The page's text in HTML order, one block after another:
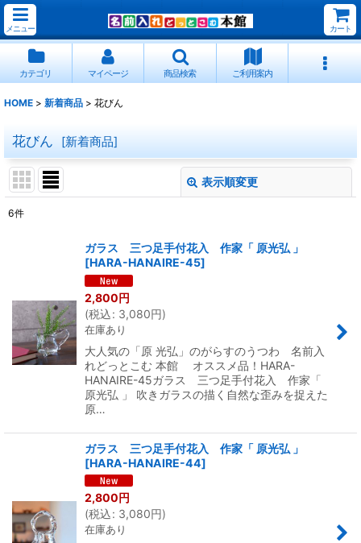
メニュー カート
カテゴリ マイページ 商品検索 ご利用案内
HOME > 新着商品 > 花びん
花びん [新着商品]
表示順変更
絞り込む
6件
ガラス 三つ足手付花入 作家「 原光弘 」
[HARA-HANAIRE-45]
2,800円
(税込: 3,080円)
在庫あり
大人気の「原 光弘」のがらすのうつわ 名前入
れどっとこむ 本館 オススメ品！HARA-
HANAIRE-45ガラス 三つ足手付花入 作家「
原光弘 」 吹きガラスの描く自然な歪みを捉えた
原…
ガラス 三つ足手付花入 作家「 原光弘 」
[HARA-HANAIRE-44]
2,800円
(税込: 3,080円)
在庫あり